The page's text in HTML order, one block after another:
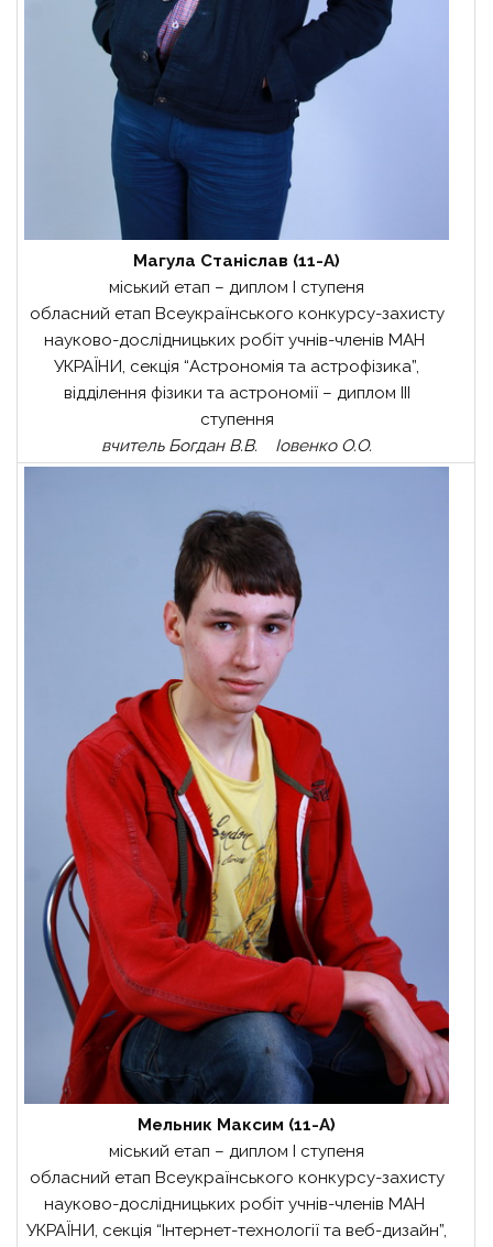
Магула Станіслав (11-А)
міський етап – диплом І ступеня
обласний етап Всеукраїнського конкурсу-захисту
науково-дослідницьких робіт учнів-членів МАН
УКРАЇНИ, секція “Астрономія та астрофізика”,
відділення фізики та астрономії – диплом ІІІ
ступення
вчитель Богдан В.В. Іовенко О.О.
Мельник Максим (11-А)
міський етап – диплом І ступеня
обласний етап Всеукраїнського конкурсу-захисту
науково-дослідницьких робіт учнів-членів МАН
УКРАЇНИ, секція “Інтернет-технології та веб-дизайн”,